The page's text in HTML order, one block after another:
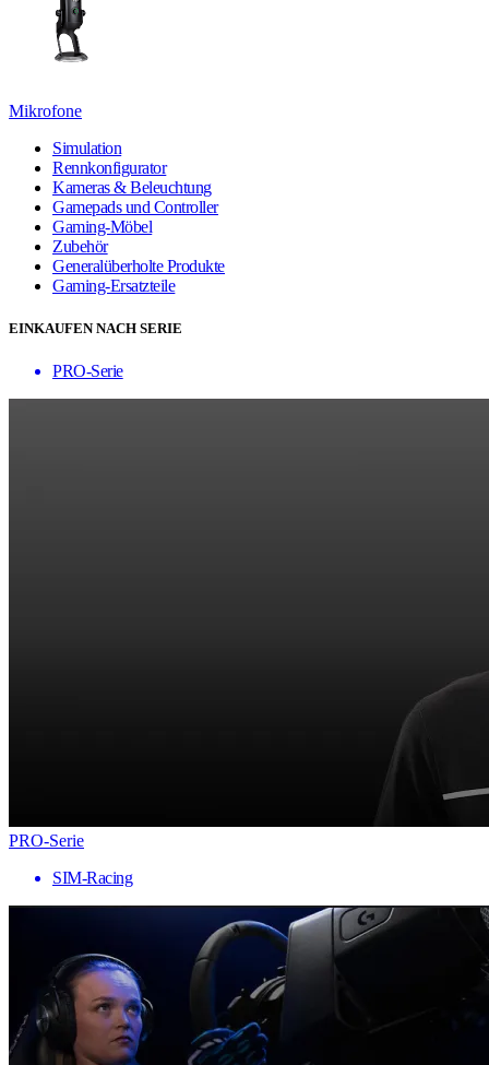
Mikrofone
Simulation
Rennkonfigurator
Kameras & Beleuchtung
Gamepads und Controller
Gaming-Möbel
Zubehör
Generalüberholte Produkte
Gaming-Ersatzteile
EINKAUFEN NACH SERIE
PRO-Serie
PRO-Serie
SIM-Racing